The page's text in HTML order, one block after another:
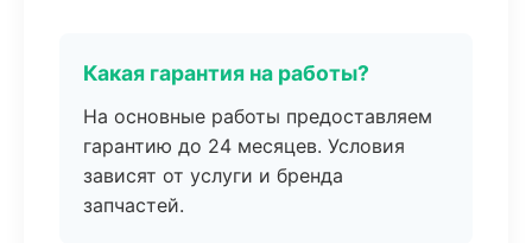
Какая гарантия на работы?
На основные работы предоставляем
гарантию до 24 месяцев. Условия
зависят от услуги и бренда
запчастей.